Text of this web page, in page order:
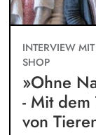
INTERVIEW
SHOP
»Ohne
- Mit
von